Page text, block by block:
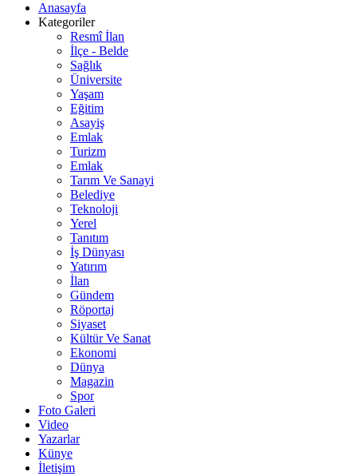
Anasayfa
Kategoriler
Resmî İlan
İlçe - Belde
Sağlık
Üniversite
Yaşam
Eğitim
Asayiş
Emlak
Turizm
Emlak
Tarım Ve Sanayi
Belediye
Teknoloji
Yerel
Tanıtım
İş Dünyası
Yatırım
İlan
Gündem
Röportaj
Siyaset
Kültür Ve Sanat
Ekonomi
Dünya
Magazin
Spor
Foto Galeri
Video
Yazarlar
Künye
İletişim